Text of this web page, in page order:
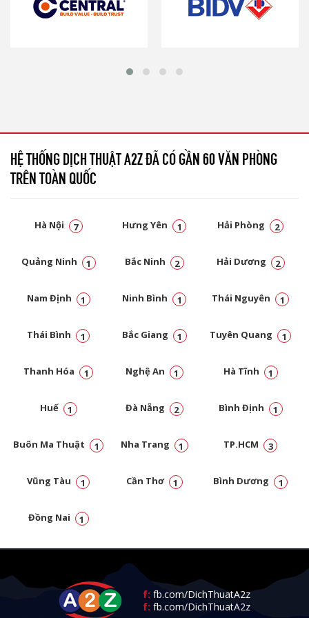
HỆ THỐNG DỊCH THUẬT A2Z ĐÃ CÓ GẦN 60 VĂN PHÒNG
TRÊN TOÀN QUỐC
Hà Nội 7 Hưng Yên 1 Hải Phòng 2
Quảng Ninh 1 Bắc Ninh 2 Hải Dương 2
Nam Định 1 Ninh Bình 1 Thái Nguyên 1
Thái Bình 1 Bắc Giang 1 Tuyên Quang 1
Thanh Hóa 1 Nghệ An 1 Hà Tĩnh 1
Huế 1 Đà Nẵng 2 Bình Định 1
Buôn Ma Thuật 1 Nha Trang 1 TP.HCM 3
Vũng Tàu 1 Cần Thơ 1 Bình Dương 1
Đồng Nai 1
f: fb.com/DichThuatA2z
f: fb.com/DichThuatA2z